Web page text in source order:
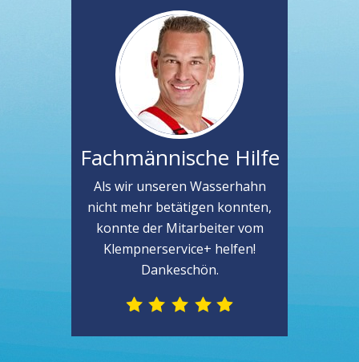
Fachmännische Hilfe
Als wir unseren Wasserhahn
nicht mehr betätigen konnten,
konnte der Mitarbeiter vom
Klempnerservice+ helfen!
Dankeschön.